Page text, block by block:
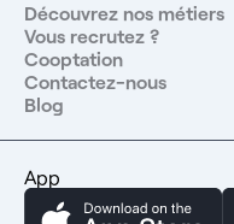
Découvrez nos métiers
Vous recrutez ?
Cooptation
Contactez-nous
Blog
App